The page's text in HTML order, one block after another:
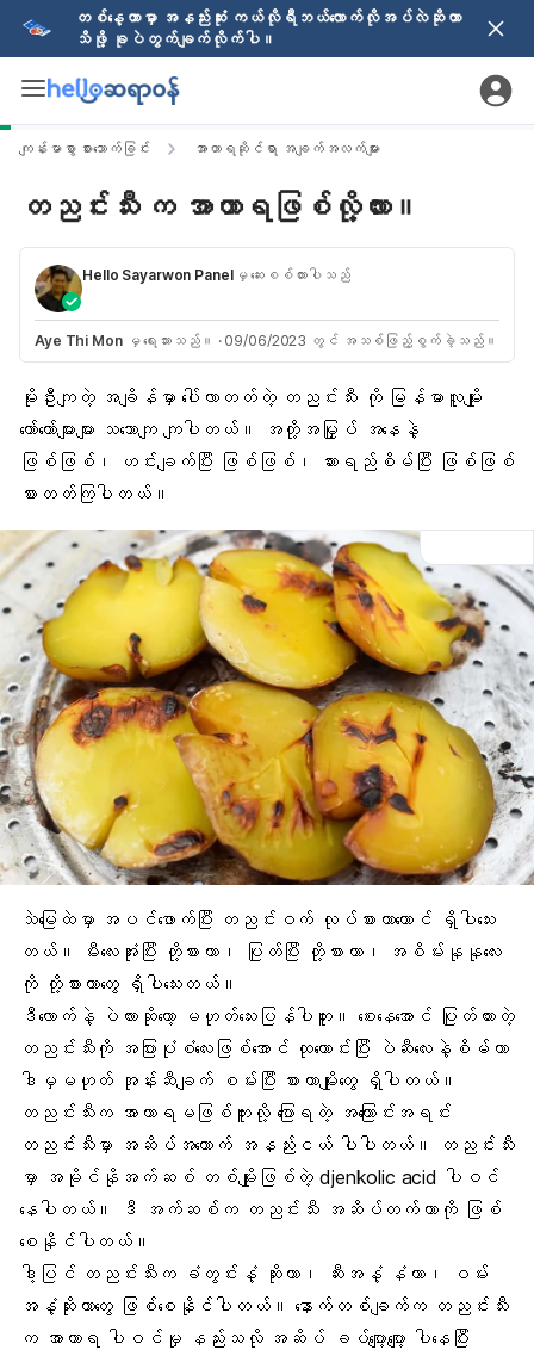
တစ်နေ့တာမှာ အနည်းဆုံး ကယ်လိုရီဘယ်လောက်လိုအပ်လဲဆိုတာ
သိဖို့ ခုပဲတွက်ချက်လိုက်ပါ။
ကျန်းမာစွာ စားသောက်ခြင်း အာဟာရဆိုင်ရာ အချက်အလက်များ
တညင်းသီး က အာဟာရဖြစ်လို့လား။
Hello Sayarwon Panelမှ ဆေးစစ်ထားပါသည်
Aye Thi Monမှ ရေးသားသည်။ · 09/06/2023 တွင် အသစ်ဖြည့်စွက်ခဲ့သည်။
မိုးဦးကျတဲ့ အချိန်မှာ ပေါ်လာတတ်တဲ့ တညင်းသီး ကို မြန်မာလူမျိုး
တော်တော်များများ သဘောကျ ကျပါတယ်။
အတို့အမြှုပ် အနေနဲ့
ဖြစ်ဖြစ်၊ ဟင်းချက်ပြီး ဖြစ်ဖြစ်၊
ဆားရည်စိမ် ပြီး ဖြစ်ဖြစ်
စားတတ်ကြပါတယ်။
သဲမြေထဲမှာ အပင်ဖောက်ပြီး တညင်းဝက် လုပ်စားတာတောင် ရှိပါသေး
တယ်။ မီးလေးအုံးပြီး တို့စားတာ၊ ပြုတ်ပြီး တို့စားတာ၊ အစိမ်းနုနုလေး
ကို တို့စားတာတွေ ရှိပါသေးတယ်။
ဒီလောက်နဲ့ ပဲလားဆိုတော့ မဟုတ်သေးပြန်ပါဘူး။ စေးနေအောင် ပြုတ်ထားတဲ့
တညင်းသီးကို အပြားပုံစံလေးဖြစ်အောင် ထုထောင်းပြီး
ပဲဆီလေး နဲ့စိမ်တာ
ဒါမှမဟုတ် အုန်းဆီချက် စမ်းပြီး စားတာမျိုုးတွေ ရှိပါတယ်။
တညင်းသီးက အာဟာရ မဖြစ်ဘူးလို့ ပြောရတဲ့ အကြောင်းအရင်း
တညင်းသီးမှာ အဆိပ်အတောက် အနည်းငယ် ပါပါတယ်။ တညင်းသီး
မှာ အမိုင်နိုအက်ဆစ် တစ်မျိုးဖြစ်တဲ့ djenkolic acid ပါဝင်
နေပါတယ်။ ဒီ အက်ဆစ်က တညင်းသီး အဆိပ်တက်တာကို ဖြစ်
စေနိုင်ပါတယ်။
ဒါ့ပြင် တညင်းသီးက ခံတွင်းနံ့ ဆိုးတာ၊ ဆီးအနံ့ နံတာ၊ ဝမ်း
အနံ့ဆိုးတာတွေ ဖြစ်စေနိုင်ပါတယ်။ နောက်တစ်ချက်က တညင်းသီး
က အာဟာရ ပါဝင်မှု နည်းသလို အဆိပ် ခပ်ပျော့ပျော့ ပါနေပြီး